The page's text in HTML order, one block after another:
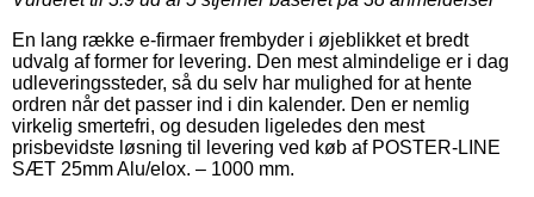
En lang række e-firmaer frembyder i øjeblikket et bredt
udvalg af former for levering. Den mest almindelige er i dag
udleveringssteder, så du selv har mulighed for at hente
ordren når det passer ind i din kalender. Den er nemlig
virkelig smertefri, og desuden ligeledes den mest
prisbevidste løsning til levering ved køb af POSTER-LINE
SÆT 25mm Alu/elox. – 1000 mm.